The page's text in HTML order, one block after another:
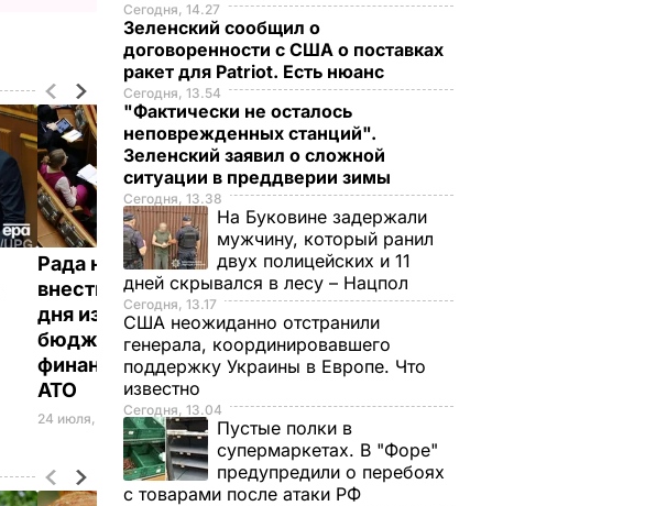
Рада не смогла
внести на повестку
дня изменения в
бюджет для
финансирования
АТО
24 июля, 16.56ПОЛИТИКА
Сегодня, 14.27
Зеленский сообщил о
договоренности с США о поставках
ракет для Patriot. Есть нюанс
Сегодня, 13.54
"Фактически не осталось
неповрежденных станций".
Зеленский заявил о сложной
ситуации в преддверии зимы
Сегодня, 13.38
На Буковине задержали
мужчину, который ранил
двух полицейских и 11
дней скрывался в лесу – Нацпол
Сегодня, 13.17
США неожиданно отстранили
генерала, координировавшего
поддержку Украины в Европе. Что
известно
Сегодня, 13.04
Пустые полки в
супермаркетах. В "Форе"
предупредили о перебоях
с товарами после атаки РФ